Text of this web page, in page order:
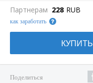
Партнерам 228 RUB
как заработать
КУПИТЬ
Поделиться